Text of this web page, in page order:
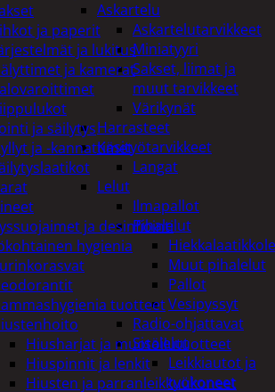
Askartelu
Askartelutarvikkeet
Miniatyyri
Sakset, liimat ja
muut tarvikkeet
Värikynät
Harrasteet
Käsityötarvikkeet
Langat
Lelut
Ilmapallot
Pihalelut
Muut pihalelut
Pallot
Vesipyssyt
Radio-ohjattavat
Sisälelut
Leikkiautot ja
työkoneet
ja paperit
ja lukitus
ja kamerat
ja säilytys
ja -kannattimet
ja desinfiointi
hygienia
tuotteet
Hiusharjat ja muotoilutuotteet
Hiuspinnit ja lenkit
Hiusten ja parranleikkuukoneet